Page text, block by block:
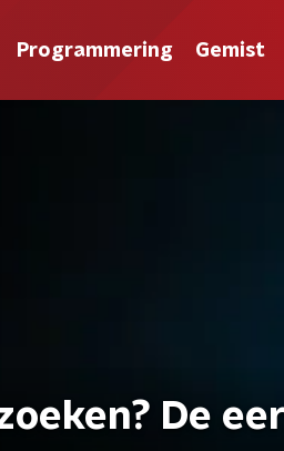
Programmering Gemist
De